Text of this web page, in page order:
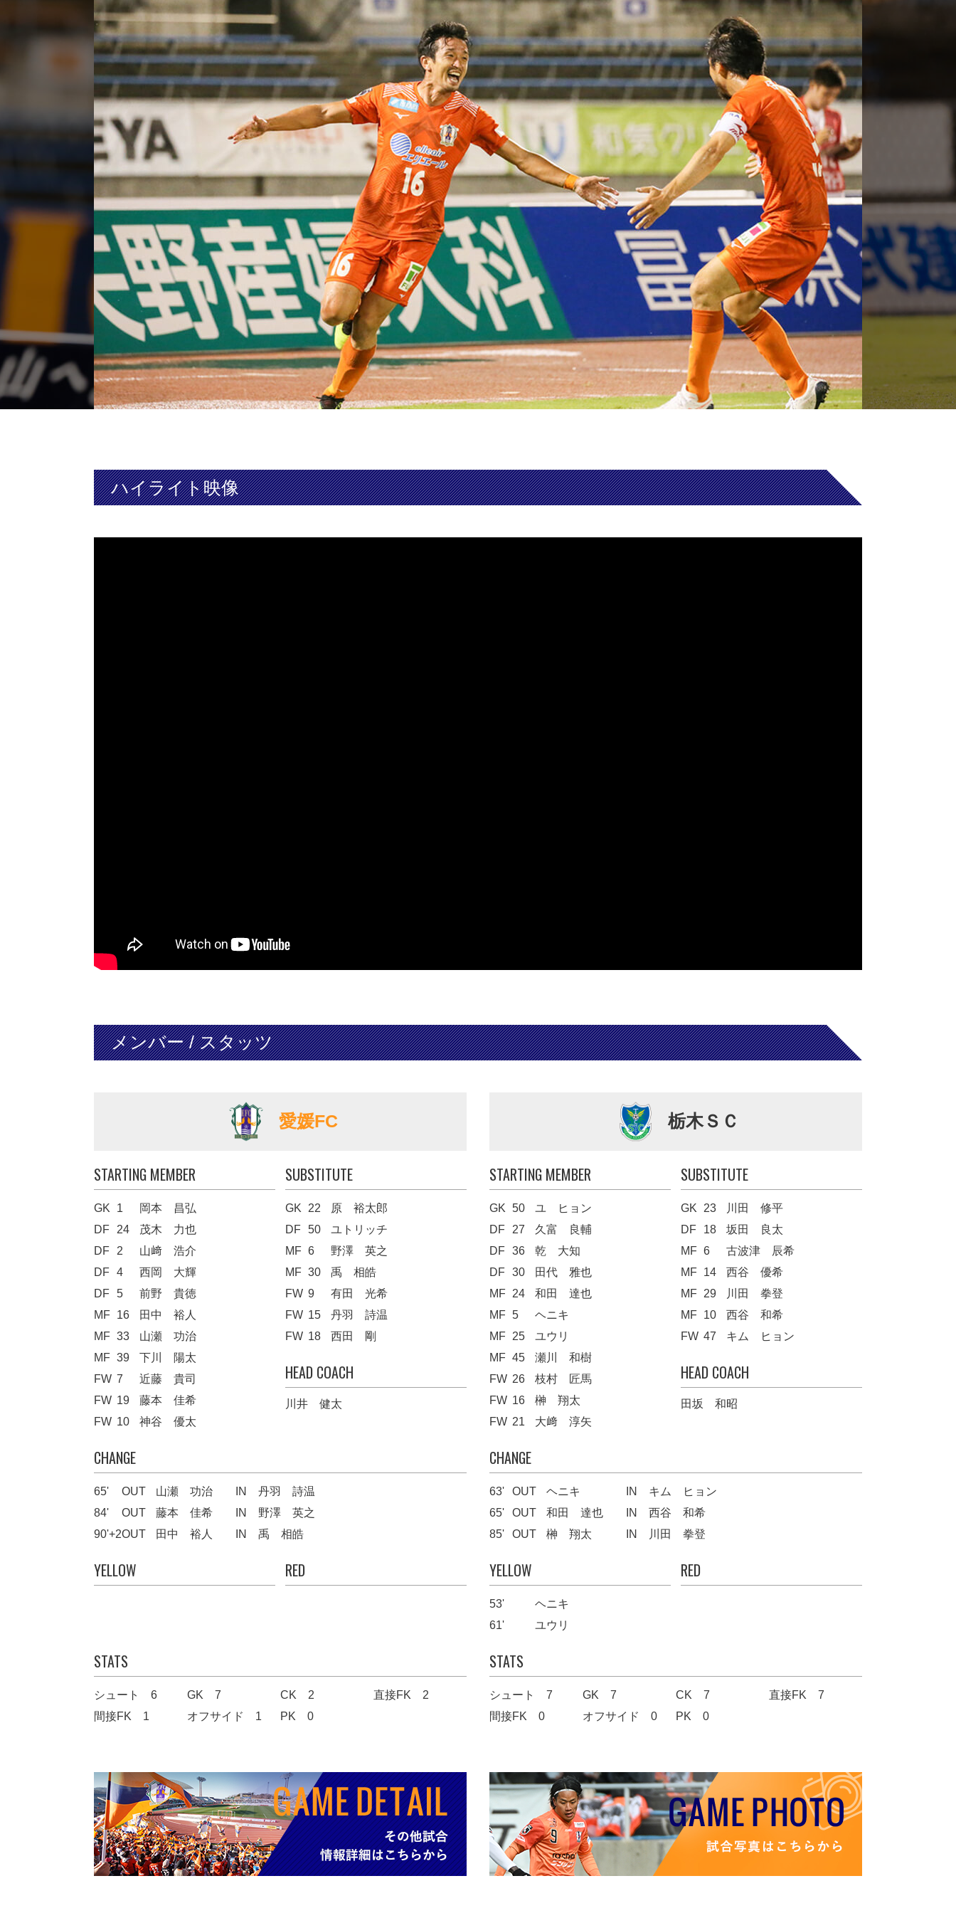
ハイライト映像
メンバー / スタッツ
愛媛FC
STARTING MEMBER
GK 1
岡本 昌弘
DF
24
茂木 力也
DF
2
山﨑 浩介
DF 4
西岡 大輝
DF 5
前野 貴徳
MF 16
田中 裕人
MF 33
山瀬 功治
MF 39
下川 陽太
FW 7
近藤 貴司
FW 19
藤本 佳希
FW 10 神谷 優太
SUBSTITUTE
GK 22
原 裕太郎
DF 50
ユトリッチ
MF 6
野澤 英之
MF 30
禹 相皓
FW 9
有田 光希
FW 15
丹羽 詩温
FW 18 西田 剛
HEAD COACH
川井 健太
CHANGE
65' OUT 山瀬 功治 IN
丹羽 詩温
84'
OUT 藤本 佳希 IN
野澤 英之
90'+2OUT 田中 裕人 IN 禹 相皓
YELLOW RED
STATS
シュート 6 GK 7 CK 2
直接FK 2
間接FK 1
オフサイド 1 PK 0
栃木ＳＣ
STARTING MEMBER
GK 50
ユ ヒョン
DF
27
久富 良輔
DF 36
乾 大知
DF 30
田代 雅也
MF 24
和田 達也
MF 5
ヘニキ
MF 25
ユウリ
MF 45
瀬川 和樹
FW 26
枝村 匠馬
FW 16
榊 翔太
FW 21 大﨑 淳矢
SUBSTITUTE
GK 23
川田 修平
DF
18
坂田 良太
MF 6
古波津 辰希
MF 14
西谷 優希
MF 29
川田 拳登
MF 10
西谷 和希
FW 47 キム ヒョン
HEAD COACH
田坂 和昭
CHANGE
63' OUT ヘニキ IN
キム ヒョン
65'
OUT 和田 達也 IN
西谷 和希
85'
OUT 榊 翔太 IN 川田 拳登
YELLOW
53'
ヘニキ
61'
ユウリ
RED
STATS
シュート 7 GK 7 CK 7
直接FK 7
間接FK 0
オフサイド 0 PK 0